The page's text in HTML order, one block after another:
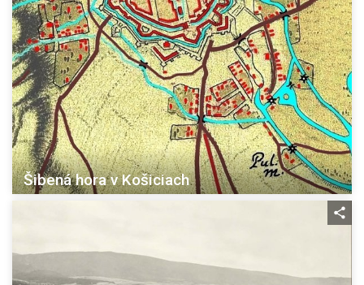
Šibená hora v Košiciach